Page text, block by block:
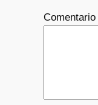
Comentario